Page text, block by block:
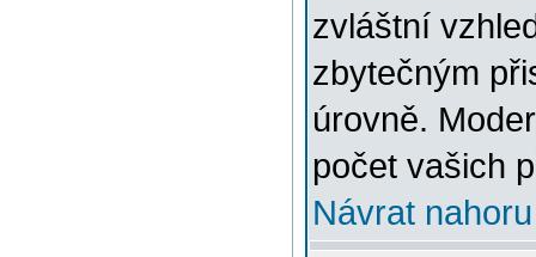
zvláštní
zbytečným
úrovně.
počet vašich
Návrat nahoru